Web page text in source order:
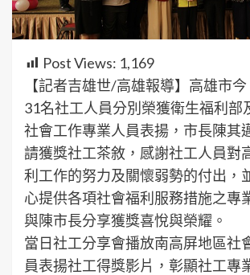
Post Views: 1,169
【記者吉雄世/高雄報導】高雄市
31名社工人員分別榮獲衛生福利部
社會工作專業人員表揚，市長陳其
請獲獎社工茶敘，感謝社工人員對
利工作的努力及關懷弱勢的付出，
心提供各項社會福利服務措施之專
與陳市長分享獲獎喜悅與榮耀。
當日社工分享會播放南高屏地區社
員表揚社工得獎影片，彰顯社工專